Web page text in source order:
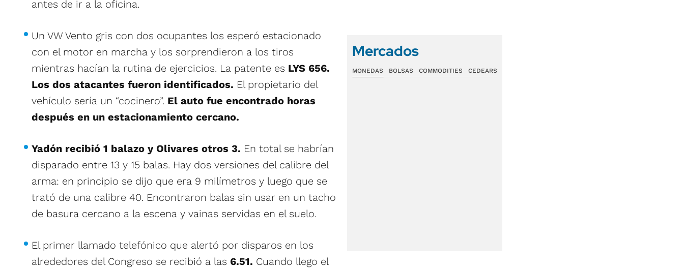
antes de ir a la oficina.
Un VW Vento gris con dos ocupantes los esperó estacionado
con el motor en marcha y los sorprendieron a los tiros
mientras hacían la rutina de ejercicios. La patente es LYS 656.
Los dos atacantes fueron identificados. El propietario del
vehículo sería un “cocinero”. El auto fue encontrado horas
después en un estacionamiento cercano.
Yadón recibió 1 balazo y Olivares otros 3. En total se habrían
disparado entre 13 y 15 balas. Hay dos versiones del calibre del
arma: en principio se dijo que era 9 milímetros y luego que se
trató de una calibre 40. Encontraron balas sin usar en un tacho
de basura cercano a la escena y vainas servidas en el suelo.
El primer llamado telefónico que alertó por disparos en los
alrededores del Congreso se recibió a las 6.51. Cuando llego el
Mercados
MONEDAS BOLSAS COMMODITIES CEDEARS